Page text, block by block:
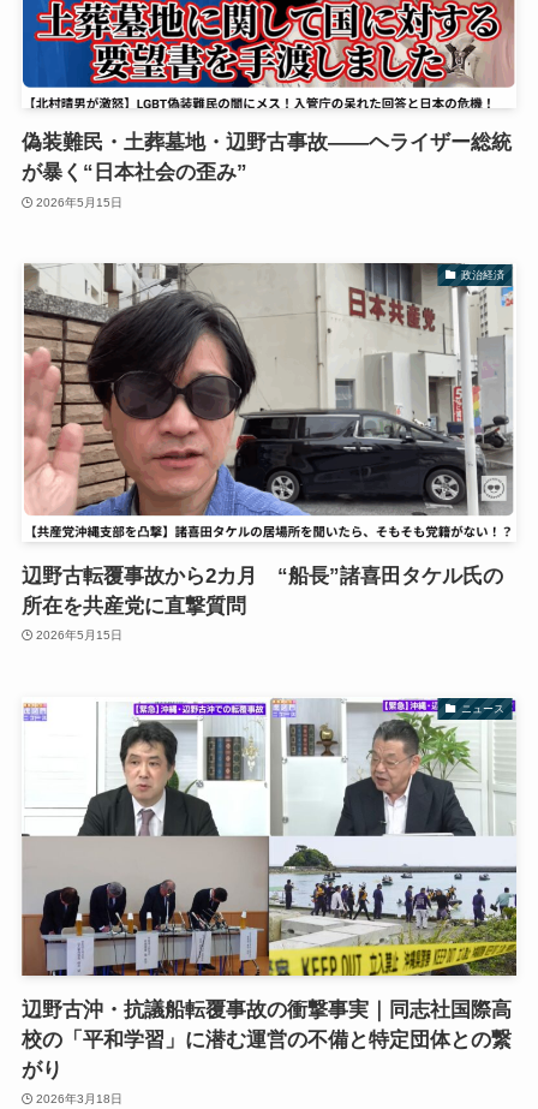
偽装難民・土葬墓地・辺野古事故――ヘライザー総統
が暴く“日本社会の歪み”
2026年5月15日
政治経済
辺野古転覆事故から2カ月 “船長”諸喜田タケル氏の
所在を共産党に直撃質問
2026年5月15日
ニュース
辺野古沖・抗議船転覆事故の衝撃事実｜同志社国際高
校の「平和学習」に潜む運営の不備と特定団体との繋
がり
2026年3月18日